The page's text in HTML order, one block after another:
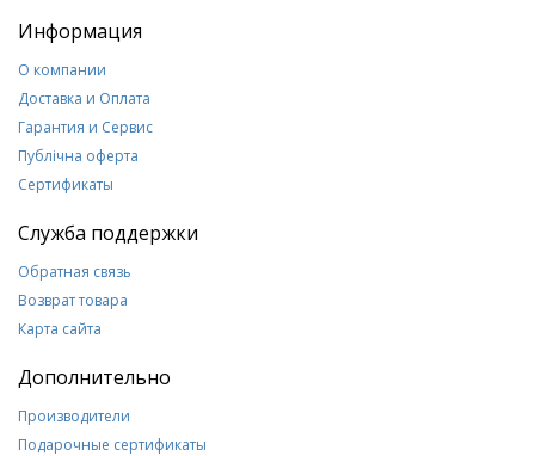
Информация
О компании
Доставка и Оплата
Гарантия и Сервис
Публічна оферта
Сертификаты
Служба поддержки
Обратная связь
Возврат товара
Карта сайта
Дополнительно
Производители
Подарочные сертификаты